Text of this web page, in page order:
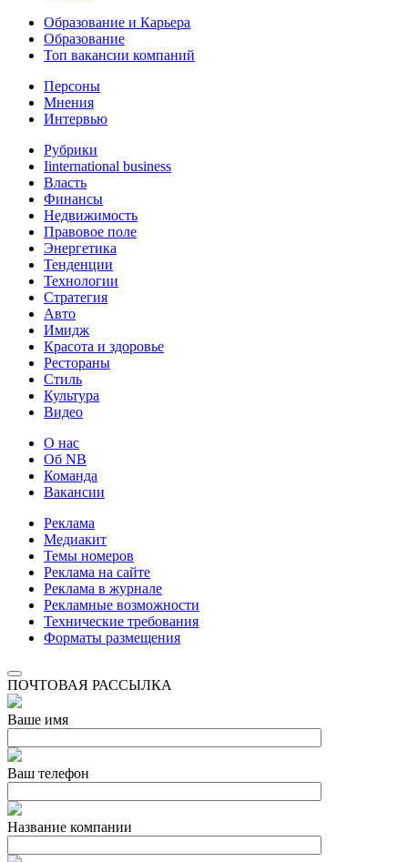
Образование и Карьера
Образование
Топ вакансии компаний
Персоны
Мнения
Интервью
Рубрики
Iinternational business
Власть
Финансы
Недвижимость
Правовое поле
Энергетика
Тенденции
Технологии
Стратегия
Авто
Имидж
Красота и здоровье
Рестораны
Стиль
Культура
Видео
О нас
Об NB
Команда
Вакансии
Реклама
Медиакит
Темы номеров
Реклама на сайте
Реклама в журнале
Рекламные возможности
Технические требования
Форматы размещения
ПОЧТОВАЯ РАССЫЛКА
Ваше имя
Ваш телефон
Название компании